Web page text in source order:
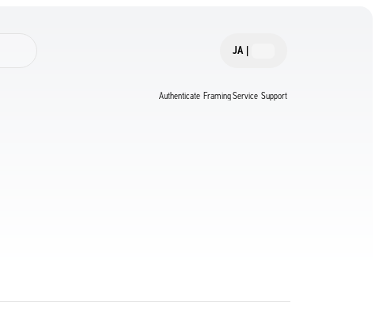
JA |
Authenticate Framing Service Support